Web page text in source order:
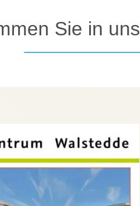
Sie in